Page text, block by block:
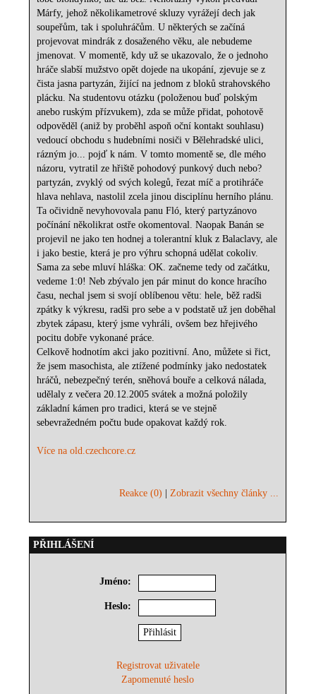
Márfy, jehož několikametrové skluzy vyrážejí dech jak
soupeřům, tak i spoluhráčům. U některých se začíná
projevovat mindrák z dosaženého věku, ale nebudeme
jmenovat. V momentě, kdy už se ukazovalo, že o jednoho
hráče slabší mužstvo opět dojede na ukopání, zjevuje se z
čista jasna partyzán, žijící na jednom z bloků strahovského
plácku. Na studentovu otázku (položenou buď polským
anebo ruským přízvukem), zda se může přidat, pohotově
odpověděl (aniž by proběhl aspoň oční kontakt souhlasu)
vedoucí obchodu s hudebními nosiči v Bělehradské ulici,
rázným jo... pojď k nám. V tomto momentě se, dle mého
názoru, vytratil ze hřiště pohodový punkový duch nebo?
partyzán, zvyklý od svých kolegů, řezat míč a protihráče
hlava nehlava, nastolil zcela jinou disciplínu herního plánu.
Ta očividně nevyhovovala panu Fló, který partyzánovo
počínání několikrat ostře okomentoval. Naopak Banán se
projevil ne jako ten hodnej a tolerantní kluk z Balaclavy, ale
i jako bestie, která je pro výhru schopná udělat cokoliv.
Sama za sebe mluví hláška: OK. začneme tedy od začátku,
vedeme 1:0! Neb zbývalo jen pár minut do konce hracího
času, nechal jsem si svojí oblíbenou větu: hele, běž radši
zpátky k výkresu, radši pro sebe a v podstatě už jen doběhal
zbytek zápasu, který jsme vyhráli, ovšem bez hřejivého
pocitu dobře vykonané práce.
Celkově hodnotím akci jako pozitivní. Ano, můžete si řict,
že jsem masochista, ale ztížené podmínky jako nedostatek
hráčů, nebezpečný terén, sněhová bouře a celková nálada,
udělaly z večera 20.12.2005 svátek a možná položily
základní kámen pro tradici, která se ve stejně
sebevražedném počtu bude opakovat každý rok.
Více na old.czechcore.cz
Reakce (0) |Zobrazit všechny články ...
PŘIHLÁŠENÍ
Jméno:
Heslo:
Registrovat uživatele
Zapomenuté heslo